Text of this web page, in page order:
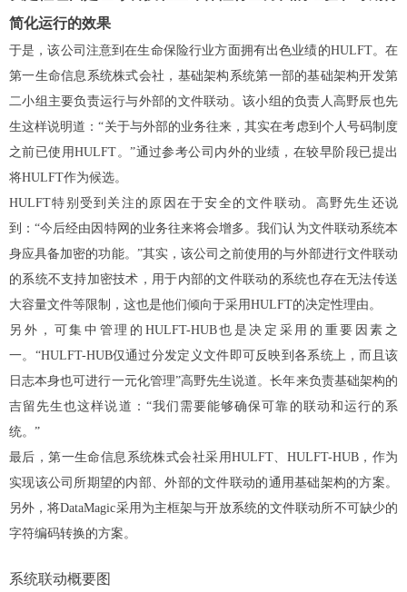
简化运行的效果
于是，该公司注意到在生命保险行业方面拥有出色业绩的HULFT。在
第一生命信息系统株式会社，基础架构系统第一部的基础架构开发第
二小组主要负责运行与外部的文件联动。该小组的负责人高野辰也先
生这样说明道：“关于与外部的业务往来，其实在考虑到个人号码制度
之前已使用HULFT。”通过参考公司内外的业绩，在较早阶段已提出
将HULFT作为候选。
HULFT特别受到关注的原因在于安全的文件联动。高野先生还说
到：“今后经由因特网的业务往来将会增多。我们认为文件联动系统本
身应具备加密的功能。”其实，该公司之前使用的与外部进行文件联动
的系统不支持加密技术，用于内部的文件联动的系统也存在无法传送
大容量文件等限制，这也是他们倾向于采用HULFT的决定性理由。
另外，可集中管理的HULFT-HUB也是决定采用的重要因素之
一。“HULFT-HUB仅通过分发定义文件即可反映到各系统上，而且该
日志本身也可进行一元化管理”高野先生说道。长年来负责基础架构的
吉留先生也这样说道：“我们需要能够确保可靠的联动和运行的系
统。”
最后，第一生命信息系统株式会社采用HULFT、HULFT-HUB，作为
实现该公司所期望的内部、外部的文件联动的通用基础架构的方案。
另外，将DataMagic采用为主框架与开放系统的文件联动所不可缺少的
字符编码转换的方案。
系统联动概要图